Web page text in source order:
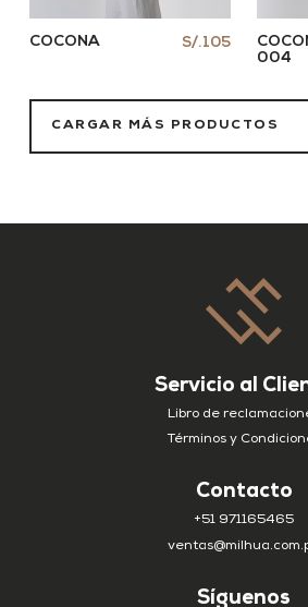
COCONA S/.105
004
CARGAR MÁS PRODUCTOS
Servicio al
Libro de
Términos y
Contacto
+51 971165465
Síguenos